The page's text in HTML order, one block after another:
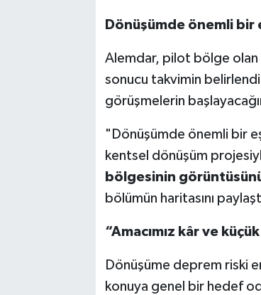
Dönüşümde önemli bir
Alemdar, pilot bölge olan
sonucu takvimin
görüşmelerin
"Dönüşümde önemli bir
kentsel dönüşüm
bölgesinin
bölümün haritasını
“Amacımız kâr ve
Dönüşüme deprem riski
konuya genel bir hedef